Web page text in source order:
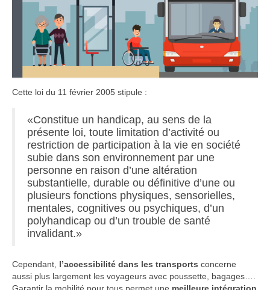
Cette loi du 11 février 2005 stipule :
«Constitue un handicap, au sens de la
présente loi, toute limitation d’activité ou
restriction de participation à la vie en société
subie dans son environnement par une
personne en raison d’une altération
substantielle, durable ou définitive d’une ou
plusieurs fonctions physiques, sensorielles,
mentales, cognitives ou psychiques, d’un
polyhandicap ou d’un trouble de santé
invalidant.»
Cependant, l’accessibilité dans les transports concerne
aussi plus largement les voyageurs avec poussette, bagages….
Garantir la mobilité pour tous permet une meilleure intégration